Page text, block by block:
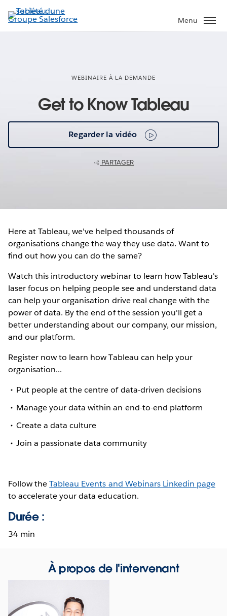
Aller
au
Menu
WEBINAIRE À LA DEMANDE
Get to Know Tableau
Regarder la vidéo
PARTAGER
Here at Tableau, we've helped thousands of
organisations change the way they use data. Want to
find out how you can do the same?
Watch this introductory webinar to learn how Tableau's
laser focus on helping people see and understand data
can help your organisation drive real change with the
power of data. By the end of the session you'll get a
better understanding about our company, our mission,
and our platform.
Register now to learn how Tableau can help your
organisation...
Put people at the centre of data-driven decisions
Manage your data within an end-to-end platform
Create a data culture
Join a passionate data community
Follow theTableau Events and Webinars Linkedin page
to accelerate your data education.
Durée :
34 min
À propos de l'intervenant